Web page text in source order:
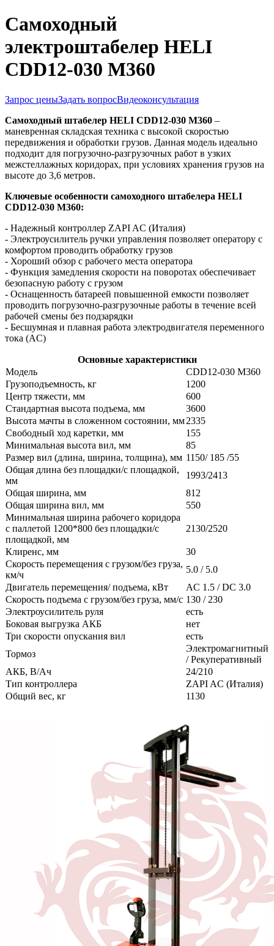
Самоходный
электроштабелер HELI
CDD12-030 M360
Запрос ценыЗадать вопросВидеоконсультация
Самоходный штабелер HELI CDD12-030 М360 –
маневренная складская техника с высокой скоростью
передвижения и обработки грузов. Данная модель идеально
подходит для погрузочно-разгрузочных работ в узких
межстеллажных коридорах, при условиях хранения грузов на
высоте до 3,6 метров.
Ключевые особенности самоходного штабелера HELI
CDD12-030 М360:
- Надежный контроллер ZAPI AC (Италия)
- Электроусилитель ручки управления позволяет оператору с
комфортом проводить обработку грузов
- Хороший обзор с рабочего места оператора
- Функция замедления скорости на поворотах обеспечивает
безопасную работу с грузом
- Оснащенность батареей повышенной емкости позволяет
проводить погрузочно-разгрузочные работы в течение всей
рабочей смены без подзарядки
- Бесшумная и плавная работа электродвигателя переменного
тока (AC)
Основные характеристики
Модель
CDD12-030 M360
Грузоподъемность, кг
1200
Центр тяжести, мм
600
Стандартная высота подъема, мм
3600
Высота мачты в сложенном состоянии, мм2335
Свободный ход каретки, мм
155
Минимальная высота вил, мм
85
Размер вил (длина, ширина, толщина), мм 1150/ 185 /55
Общая длина без площадки/с площадкой,
мм
1993/2413
Общая ширина, мм
812
Общая ширина вил, мм
550
Минимальная ширина рабочего коридора
с паллетой 1200*800 без площадки/с
площадкой, мм
2130/2520
Клиренс, мм
30
Скорость перемещения с грузом/без груза,
км/ч
5.0 / 5.0
Двигатель перемещения/ подъема, кВт
AC 1.5 / DC 3.0
Скорость подъема с грузом/без груза, мм/с 130 / 230
Электроусилитель руля
есть
Боковая выгрузка АКБ
нет
Три скорости опускания вил
есть
Тормоз
Электромагнитный
/ Рекуперативный
АКБ, В/Ач
24/210
Тип контроллера
ZAPI AC (Италия)
Общий вес, кг
1130